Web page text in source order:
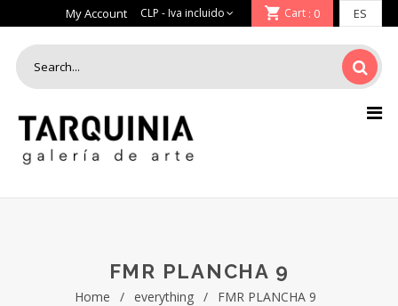
My Account Cart : 0
FMR PLANCHA 9
Home / everything / FMR PLANCHA 9